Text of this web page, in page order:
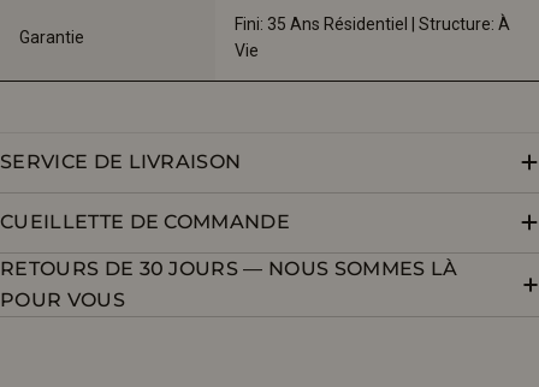
Garantie
Fini: 35 Ans Résidentiel | Structure: À
Vie
SERVICE DE LIVRAISON
CUEILLETTE DE COMMANDE
RETOURS DE 30 JOURS — NOUS SOMMES LÀ
POUR VOUS